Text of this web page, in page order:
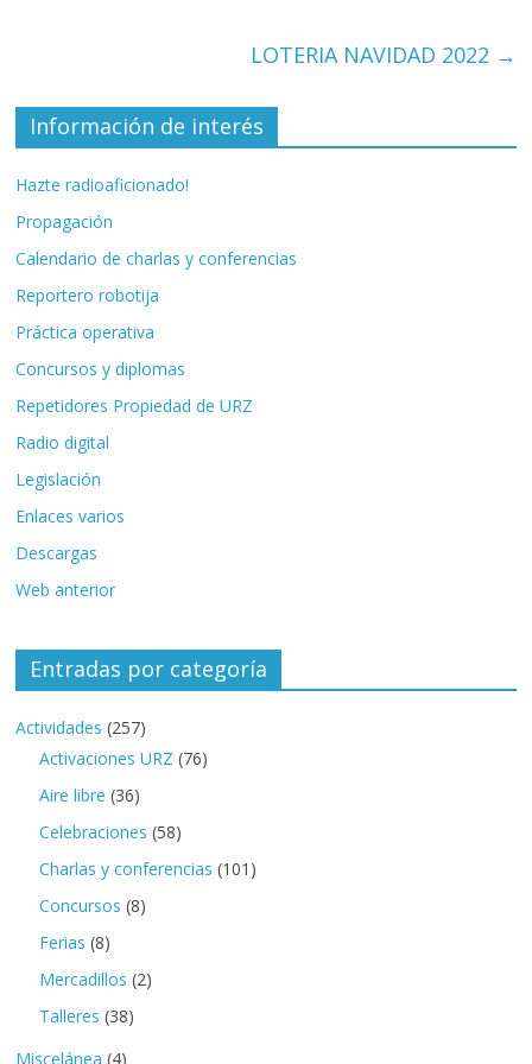
LOTERIA NAVIDAD 2022 →
Información de interés
Hazte radioaficionado!
Propagación
Calendario de charlas y conferencias
Reportero robotija
Práctica operativa
Concursos y diplomas
Repetidores Propiedad de URZ
Radio digital
Legislación
Enlaces varios
Descargas
Web anterior
Entradas por categoría
Actividades (257)
Activaciones URZ (76)
Aire libre (36)
Celebraciones (58)
Charlas y conferencias (101)
Concursos (8)
Ferias (8)
Mercadillos (2)
Talleres (38)
Miscelánea (4)